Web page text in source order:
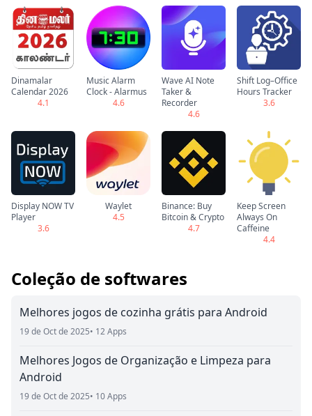
Dinamalar
Calendar 2026
4.1
Music Alarm
Clock - Alarmus
4.6
Wave AI Note
Taker &
Recorder
4.6
Shift Log–Office
Hours Tracker
3.6
Display NOW TV
Player
3.6
Waylet
4.5
Binance: Buy
Bitcoin & Crypto
4.7
Keep Screen
Always On
Caffeine
4.4
Coleção de softwares
Melhores jogos de cozinha grátis para Android
19 de Oct de 2025• 12 Apps
Melhores Jogos de Organização e Limpeza para
Android
19 de Oct de 2025• 10 Apps